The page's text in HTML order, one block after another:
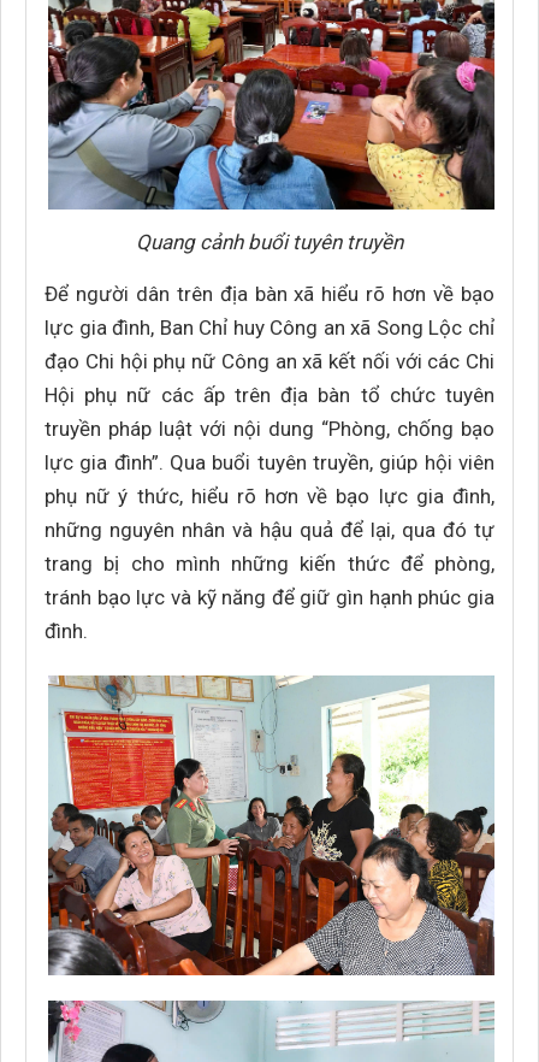
Quang cảnh buổi tuyên truyền
Để người dân trên địa bàn xã hiểu rõ hơn về bạo
lực gia đình, Ban Chỉ huy Công an xã Song Lộc chỉ
đạo Chi hội phụ nữ Công an xã kết nối với các Chi
Hội phụ nữ các ấp trên địa bàn tổ chức tuyên
truyền pháp luật với nội dung “Phòng, chống bạo
lực gia đình”. Qua buổi tuyên truyền, giúp hội viên
phụ nữ ý thức, hiểu rõ hơn về bạo lực gia đình,
những nguyên nhân và hậu quả để lại, qua đó tự
trang bị cho mình những kiến thức để phòng,
tránh bạo lực và kỹ năng để giữ gìn hạnh phúc gia
đình.